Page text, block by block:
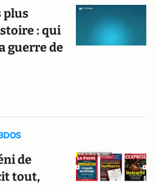
plus
: qui
guerre de
de
tout,